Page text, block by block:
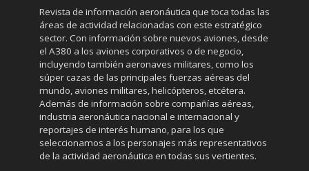
Revista de información aeronáutica que toca todas las
áreas de actividad relacionadas con este estratégico
sector. Con información sobre nuevos aviones, desde
el A380 a los aviones corporativos o de negocio,
incluyendo también aeronaves militares, como los
súper cazas de las principales fuerzas aéreas del
mundo, aviones militares, helicópteros, etcétera.
Además de información sobre compañías aéreas,
industria aeronáutica nacional e internacional y
reportajes de interés humano, para los que
seleccionamos a los personajes más representativos
de la actividad aeronáutica en todas sus vertientes.